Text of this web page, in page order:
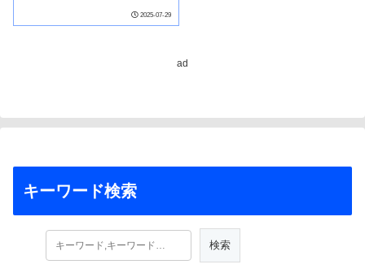
Maps In Minutes）
2025-07-29
ad
キーワード検索